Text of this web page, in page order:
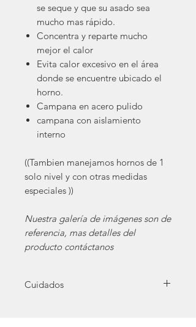
se seque y que su asado sea
mucho mas rápido.
Concentra y reparte mucho
mejor el calor
Evita calor excesivo en el área
donde se encuentre ubicado el
horno.
Campana en acero pulido
campana con aislamiento
interno
((Tambien manejamos hornos de 1
solo nivel y con otras medidas
especiales ))
Nuestra galería de imágenes son de
referencia, mas detalles del
producto contáctanos
Cuidados